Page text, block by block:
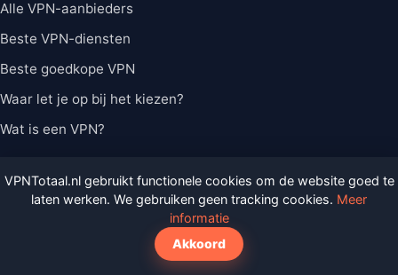
Alle VPN-aanbieders
Beste VPN-diensten
Beste goedkope VPN
Waar let je op bij het kiezen?
Wat is een VPN?
Gids
VPN Basis
VPNTotaal.nl gebruikt functionele cookies om de website goed te
laten werken. We gebruiken geen tracking cookies. Meer
informatie
Akkoord